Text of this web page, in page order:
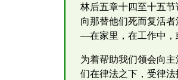
林后五章十四至十五
向那替他们死而复活
—在家里，在工作中，
为着帮助我们领会向
们在律法之下，受律